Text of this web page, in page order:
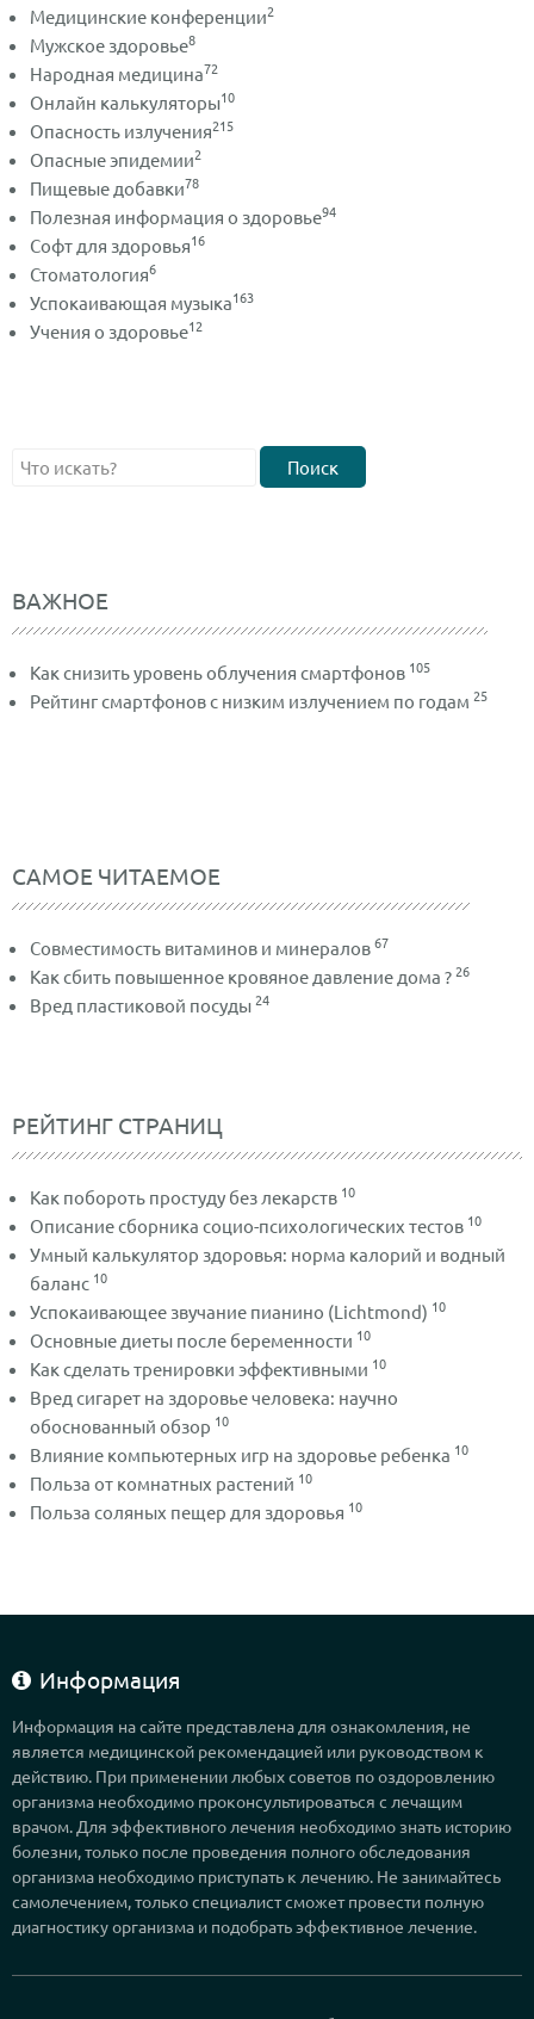
Медицинские конференции2
Мужское здоровье8
Народная медицина72
Онлайн калькуляторы10
Опасность излучения215
Опасные эпидемии2
Пищевые добавки78
Полезная информация о здоровье94
Софт для здоровья16
Стоматология6
Успокаивающая музыка163
Учения о здоровье12
Поиск
ВАЖНОЕ
Как снизить уровень облучения смартфонов 105
Рейтинг смартфонов с низким излучением по годам 25
САМОЕ ЧИТАЕМОЕ
Совместимость витаминов и минералов67
Как сбить повышенное кровяное давление дома ?26
Вред пластиковой посуды24
РЕЙТИНГ СТРАНИЦ
Как побороть простуду без лекарств 10
Описание сборника социо-психологических тестов 10
Умный калькулятор здоровья: норма калорий и водный
баланс 10
Успокаивающее звучание пианино (Lichtmond) 10
Основные диеты после беременности 10
Как сделать тренировки эффективными 10
Вред сигарет на здоровье человека: научно
обоснованный обзор 10
Влияние компьютерных игр на здоровье ребенка 10
Польза от комнатных растений 10
Польза соляных пещер для здоровья 10
Информация
Информация на сайте представлена для ознакомления, не
является медицинской рекомендацией или руководством к
действию. При применении любых советов по оздоровлению
организма необходимо проконсультироваться с лечащим
врачом. Для эффективного лечения необходимо знать историю
болезни, только после проведения полного обследования
организма необходимо приступать к лечению. Не занимайтесь
самолечением, только специалист сможет провести полную
диагностику организма и подобрать эффективное лечение.